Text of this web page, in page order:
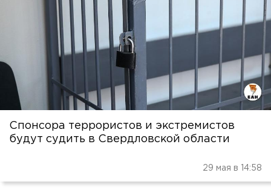
Спонсора террористов и экстремистов
будут судить в Свердловской области
29 мая в 14:58